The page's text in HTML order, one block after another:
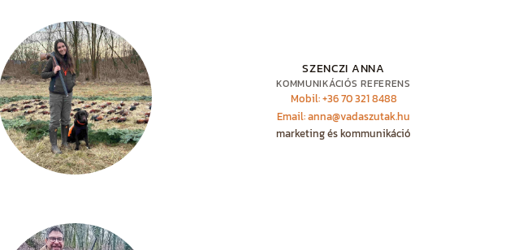
SZENCZI ANNA
KOMMUNIKÁCIÓS REFERENS
Mobil: +36 70 321 8488
Email: anna@vadaszutak.hu
marketing és kommunikáció